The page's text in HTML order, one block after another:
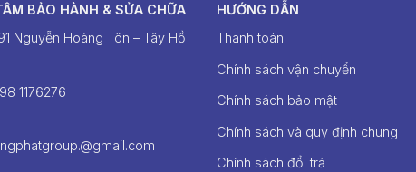
BẢO HÀNH & SỬA CHỮA
Nguyễn Hoàng Tôn – Tây Hồ
1176276‬
HƯỚNG DẪN
Thanh toán
Chính sách vận chuyển
Chính sách bảo mật
Chính sách và quy định chung
Chính sách đổi trả